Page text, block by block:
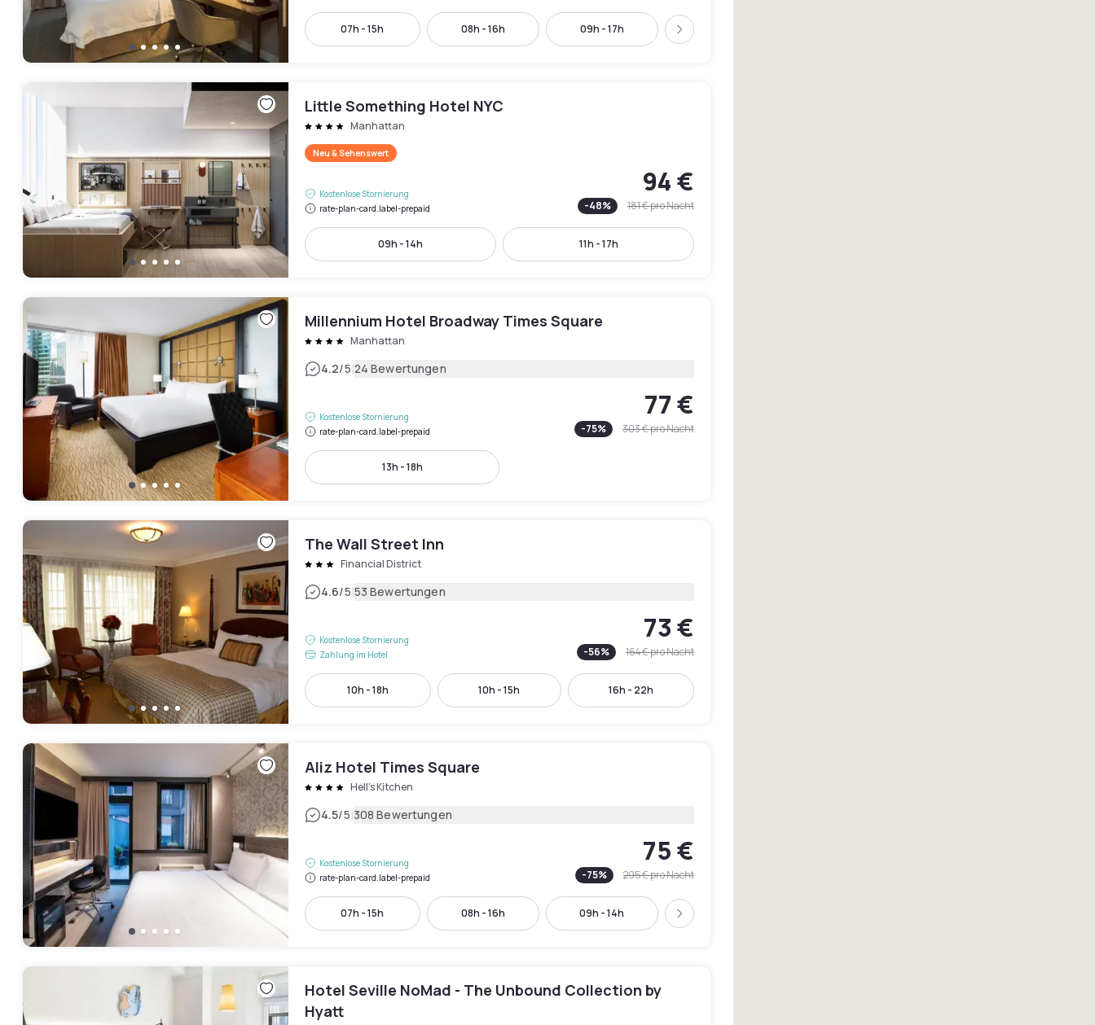
07h - 15h 08h - 16h 09h - 17h Weiter
Little Something Hotel NYC
Manhattan
Neu & Sehenswert
Kostenlose Stornierung
rate-plan-card.label-prepaid
94 €
-48% 181 €pro Nacht
09h - 14h 11h - 17h
Millennium Hotel Broadway Times Square
Manhattan
4.2/5|24 Bewertungen
Kostenlose Stornierung
rate-plan-card.label-prepaid
77 €
-75% 303 €pro Nacht
13h - 18h
The Wall Street Inn
Financial District
4.6/5|53 Bewertungen
Kostenlose Stornierung
Zahlung im Hotel
73 €
-56% 164 €pro Nacht
10h - 18h 10h - 15h 16h - 22h
Aliz Hotel Times Square
Hell's Kitchen
4.5/5|308 Bewertungen
Kostenlose Stornierung
rate-plan-card.label-prepaid
75 €
-75% 295 €pro Nacht
07h - 15h 08h - 16h 09h - 14h Weiter
Hotel Seville NoMad - The Unbound Collection by
Hyatt